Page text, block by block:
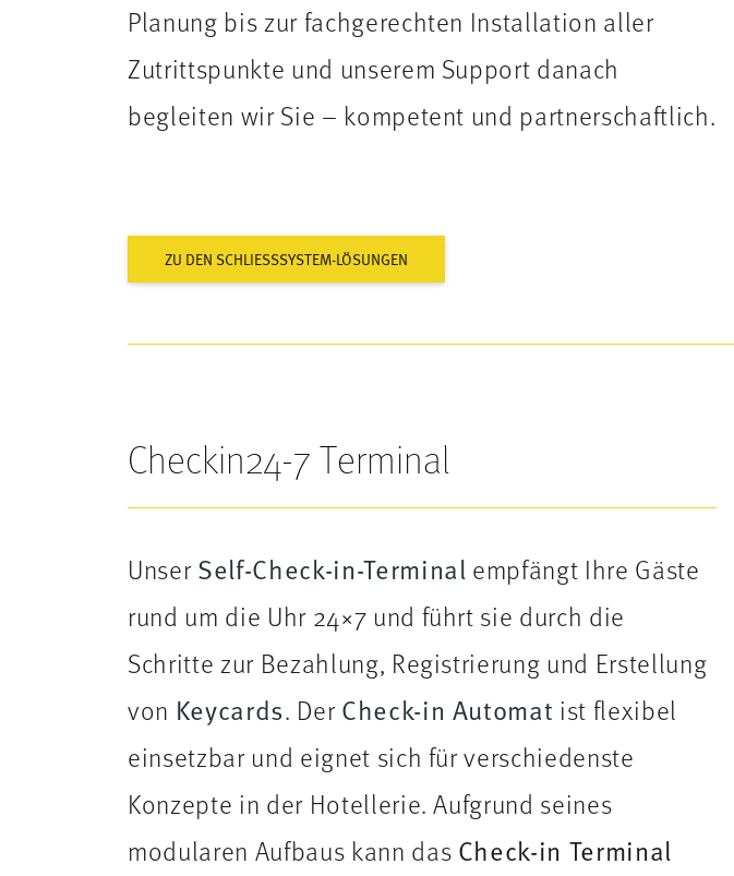
Planung bis zur fachgerechten Installation aller
Zutrittspunkte und unserem Support danach
begleiten wir Sie – kompetent und partnerschaftlich.
ZU DEN SCHLIESSSYSTEM-LÖSUNGEN
Checkin24-7 Terminal
UnserSelf-Check-in-Terminal empfängt Ihre Gäste
rund um die Uhr 24×7 und führt sie durch die
Schritte zur Bezahlung, Registrierung und Erstellung
von Keycards. DerCheck-in Automat ist flexibel
einsetzbar und eignet sich für verschiedenste
Konzepte in der Hotellerie. Aufgrund seines
modularen Aufbaus kann das Check-in Terminal